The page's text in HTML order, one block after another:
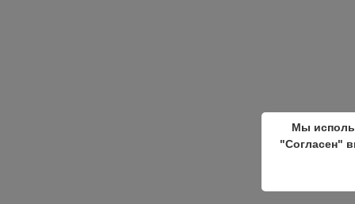
Мы
"Согласен"